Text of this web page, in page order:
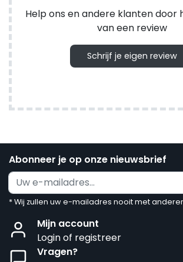
Help ons en andere klanten door
van een review
Schrijf je eigen review
Abonneer je op onze nieuwsbrief
* Wij zullen uw e-mailadres nooit met
Mijn account
Login of registreer
Vragen?